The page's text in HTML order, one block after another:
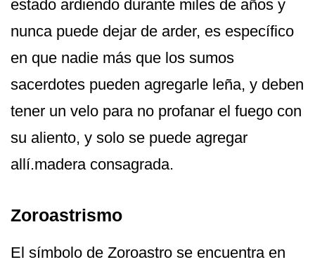
estado ardiendo durante miles de años y
nunca puede dejar de arder, es específico
en que nadie más que los sumos
sacerdotes pueden agregarle leña, y deben
tener un velo para no profanar el fuego con
su aliento, y solo se puede agregar
allí.madera consagrada.
Zoroastrismo
El símbolo de Zoroastro se encuentra en